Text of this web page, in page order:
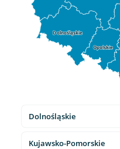
Dolnośląskie
Opolskie
Dolnośląskie
Kujawsko-Pomorskie